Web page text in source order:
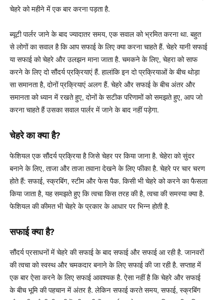
चेहरे को महीने में एक बार करना पड़ता है.
ब्यूटी पार्लर जाने के बाद ज्यादातर समय, एक सवाल को भ्रमित करना था. बहुत
से लोगों का सवाल है कि आप सफाई के लिए क्या करना चाहते हैं. चेहरे यानी सफाई
या सफाई को चेहरे और उलझन माना जाता है. चमकने के लिए, चेहरा को साफ
करने के लिए दो सौंदर्य प्रक्रियाएं हैं. हालांकि इन दो प्रक्रियाओं के बीच थोड़ा
सा समानता है, दोनों प्रक्रियाएं अलग हैं. चेहरे और सफाई के बीच अंतर और
समानता को ध्यान में रखते हुए, दोनों के सटीक परिणामों को समझते हुए, आप जो
करना चाहते हैं उसका सवाल पार्लर में जाने के बाद नहीं पड़ेगा.
चेहरे का क्या है?
फेशियल एक सौंदर्य प्रक्रिया है जिसे चेहर पर किया जाना है. चेहेरा को सुंदर
बनाने के लिए, ताजा और ताजा तवाना देखने के लिए फीका है. चेहरे पर चार चरण
होते हैं: सफाई, स्क्रबिंग, स्टीम और फेस पैक. किसी भी चेहरे को करने का फैसला
किया जाता है, यह समझते हुए कि त्वचा किस तरह की है, त्वचा की समस्या क्या है.
फेशियल की कीमत भी चेहरे के प्रकार के आधार पर भिन्न होती है.
सफाई क्या है?
सौंदर्य प्रसाधनों में चेहरे की सफाई के बाद सफाई और सफाई आ रही है. जानवरों
की त्वचा को स्वस्थ और चमकदार बनाने के लिए सफाई की जा रही है. सप्ताह में
एक बार ऐसा करने के लिए सफाई आवश्यक है. ऐसा नहीं है कि चेहरे और सफाई
के बीच भूमि की पहचान में अंतर है. लेकिन सफाई करते समय, सफाई, स्क्रबिंग